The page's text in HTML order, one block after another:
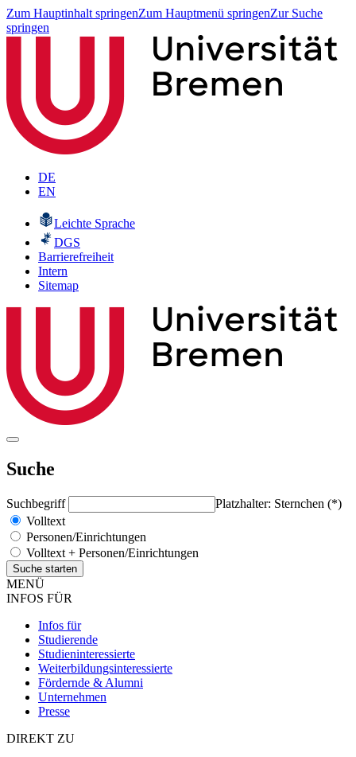
Zum Hauptinhalt springenZum Hauptmenü springenZur Suche
springen
DE
EN
Leichte Sprache
DGS
Barrierefreiheit
Intern
Sitemap
Suche
Suchbegriff
Platzhalter: Sternchen (*)
Volltext
Personen/Einrichtungen
Volltext + Personen/Einrichtungen
MENÜ
INFOS FÜR
Infos für
Studierende
Studieninteressierte
Weiterbildungsinteressierte
Fördernde & Alumni
Unternehmen
Presse
DIREKT ZU